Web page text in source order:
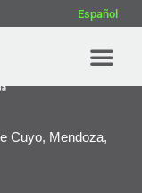
Español
Cuyo, Mendoza,